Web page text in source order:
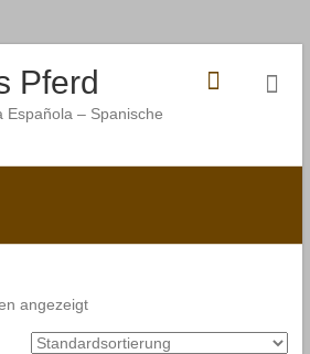
Pferd
Española – Spanische
angezeigt